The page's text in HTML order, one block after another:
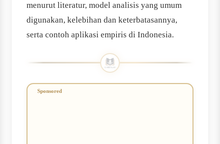
menurut literatur, model analisis yang umum
digunakan, kelebihan dan keterbatasannya,
serta contoh aplikasi empiris di Indonesia.